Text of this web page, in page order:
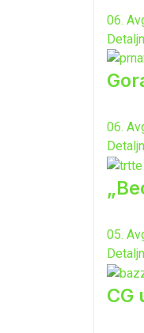
06.
06.
05.
CG